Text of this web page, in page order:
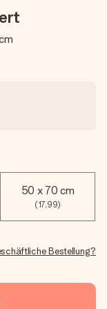
50 x 70 cm
(17,99)
Bestellung?